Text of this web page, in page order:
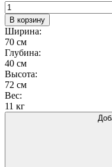
Количество
товара
Подстолье
1018EM
В корзину
Ширина:
70 см
Глубина:
40 см
Высота:
72 см
Вес:
11 кг